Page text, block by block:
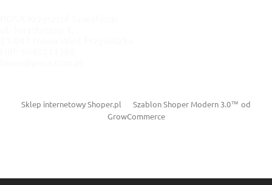
Sklep internetowy Shoper.pl Szablon Shoper Modern 3.0™ od
GrowCommerce